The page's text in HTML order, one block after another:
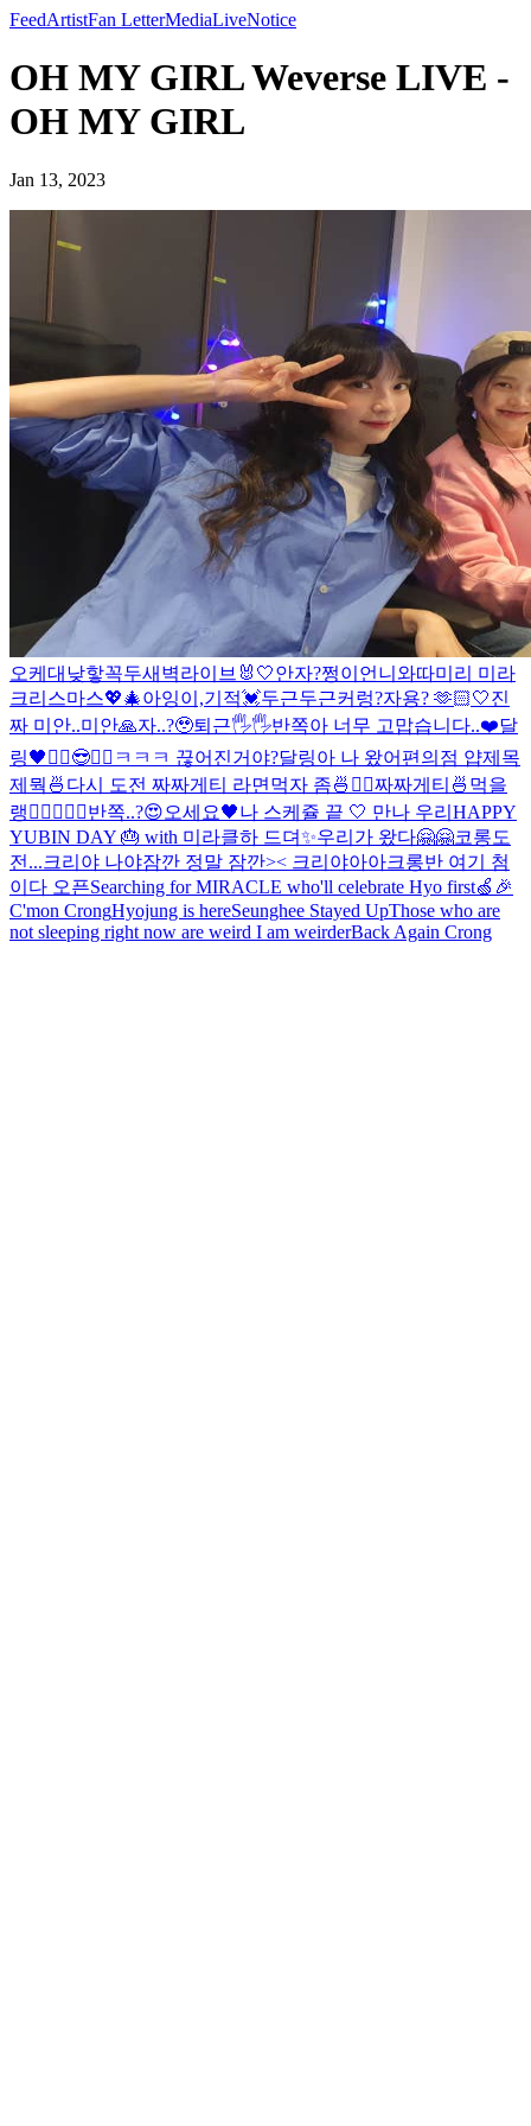
FeedArtistFan LetterMediaLiveNotice
OH MY GIRL Weverse LIVE -
OH MY GIRL
Jan 13, 2023
오케 대낮핳꼭두새벽라이브 🐰🤍안자?쩡이언니와따미리 미라
크리스마스💖🎄아잉이,기적💓두근두근커렁?자용? 🫶🏻🤍진
짜 미안..미안🙏자..?🥹퇴근🖐🖐반쪽아 너무 고맙습니다..❤️달
링🖤 ✌🏻😎✌🏻 ㅋㅋㅋ 끊어진거야?달링아 나 왔어 편의점 얍제목
제뭑 🍜 다시 도전 짜짜게티 라면먹자 좀🍜✌🏻짜짜게티🍜먹을
랭 ✌🏻 🖤🍒 🖤반쪽..?😍오세요🖤나 스케쥴 끝 🤍 만나 우리 HAPPY
YUBIN DAY 🎂 with 미라클하 드뎌✨우리가 왔다🤗🤗코롱도
전...크리야 나야잠깐 정말 잠깐>< 크리야아아크롱반 여기 첨
이다 오픈Searching for MIRACLE who'll celebrate Hyo first🍏🎉
C'mon CrongHyojung is hereSeunghee Stayed UpThose who are
not sleeping right now are weird I am weirderBack Again Crong